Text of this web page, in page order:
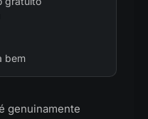
bem
genuinamente